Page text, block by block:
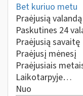
Bet kuriuo metu
Praėjusią valandą
Paskutines 24
Praėjusią savaitę
Praėjusį mėnesį
Praėjusiais
Laikotarpyje…
Nuo